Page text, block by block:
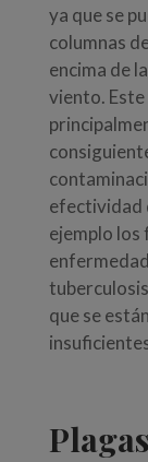
ya que se
columnas
encima de
viento.
efectividad
ejemplo los
que se